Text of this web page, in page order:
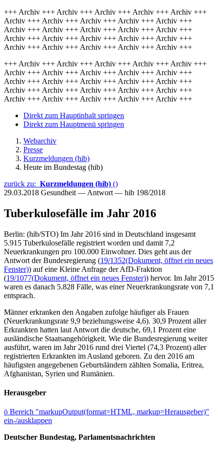
+++ Archiv +++ Archiv +++ Archiv +++ Archiv +++ Archiv +++
Archiv +++ Archiv +++ Archiv +++ Archiv +++ Archiv +++
Archiv +++ Archiv +++ Archiv +++ Archiv +++ Archiv +++
Archiv +++ Archiv +++ Archiv +++ Archiv +++ Archiv +++
Archiv +++ Archiv +++ Archiv +++ Archiv +++ Archiv +++
+++ Archiv +++ Archiv +++ Archiv +++ Archiv +++ Archiv +++
Archiv +++ Archiv +++ Archiv +++ Archiv +++ Archiv +++
Archiv +++ Archiv +++ Archiv +++ Archiv +++ Archiv +++
Archiv +++ Archiv +++ Archiv +++ Archiv +++ Archiv +++
Archiv +++ Archiv +++ Archiv +++ Archiv +++ Archiv +++
Direkt zum Hauptinhalt springen
Direkt zum Hauptmenü springen
Webarchiv
Presse
Kurzmeldungen (hib)
Heute im Bundestag (hib)
zurück zu: Kurzmeldungen (hib) ()
29.03.2018 Gesundheit — Antwort — hib 198/2018
Tuberkulosefälle im Jahr 2016
Berlin: (hib/STO) Im Jahr 2016 sind in Deutschland insgesamt
5.915 Tuberkulosefälle registriert worden und damit 7,2
Neuerkrankungen pro 100.000 Einwohner. Dies geht aus der
Antwort der Bundesregierung (19/1352(Dokument, öffnet ein neues
Fenster)) auf eine Kleine Anfrage der AfD-Fraktion
(19/1077(Dokument, öffnet ein neues Fenster)) hervor. Im Jahr 2015
waren es danach 5.828 Fälle, was einer Neuerkrankungsrate von 7,1
entsprach.
Männer erkranken den Angaben zufolge häufiger als Frauen
(Neuerkrankungsrate 9,9 beziehungsweise 4,6). 30,9 Prozent aller
Erkrankten hatten laut Antwort die deutsche, 69,1 Prozent eine
ausländische Staatsangehörigkeit. Wie die Bundesregierung weiter
ausführt, waren im Jahr 2016 rund drei Viertel (74,3 Prozent) aller
registrierten Erkrankten im Ausland geboren. Zu den 2016 am
häufigsten angegebenen Geburtsländern zählten Somalia, Eritrea,
Afghanistan, Syrien und Rumänien.
Herausgeber
ö Bereich "markupOutput(format=HTML, markup=Herausgeber)"
ein-/ausklappen
Deutscher Bundestag, Parlamentsnachrichten